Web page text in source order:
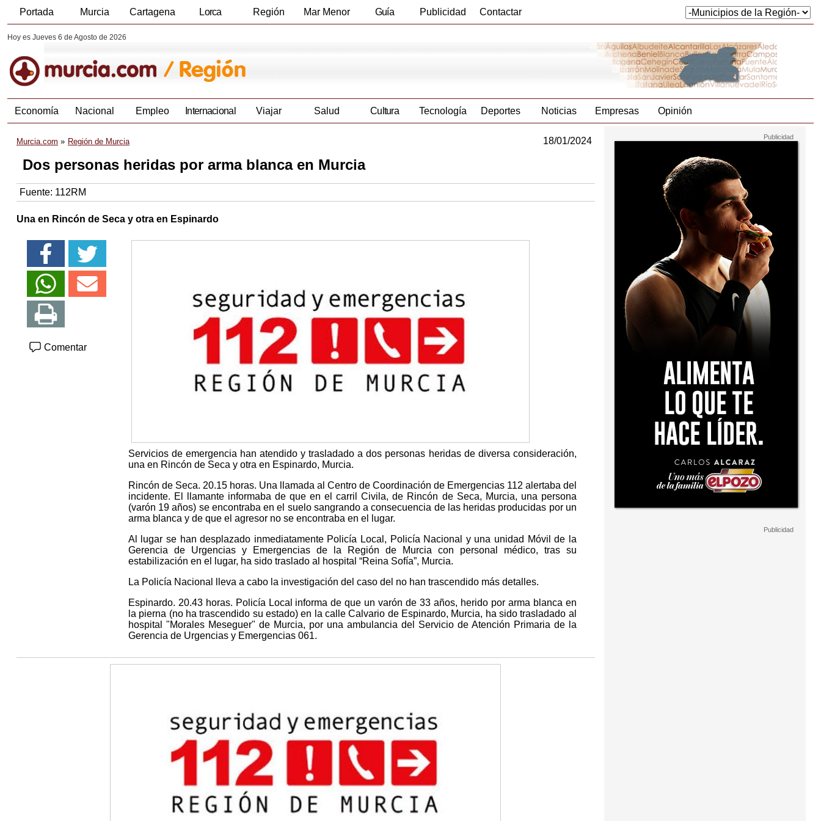
Portada Murcia Cartagena Lorca Región Mar Menor Guía Publicidad Contactar
Hoy es Jueves 6 de Agosto de 2026
Economía Nacional Empleo Internacional Viajar Salud Cultura Tecnología Deportes Noticias Empresas Opinión
Murcia.com Región de Murcia 18/01/2024
Dos personas heridas por arma blanca en Murcia
Fuente: 112RM
Una en Rincón de Seca y otra en Espinardo
Comentar
Servicios de emergencia han atendido y trasladado a dos personas heridas de diversa consideración,
una en Rincón de Seca y otra en Espinardo, Murcia.
Rincón de Seca. 20.15 horas. Una llamada al Centro de Coordinación de Emergencias 112 alertaba del
incidente. El llamante informaba de que en el carril Civila, de Rincón de Seca, Murcia, una persona
(varón 19 años) se encontraba en el suelo sangrando a consecuencia de las heridas producidas por un
arma blanca y de que el agresor no se encontraba en el lugar.
Al lugar se han desplazado inmediatamente Policía Local, Policía Nacional y una unidad Móvil de la
Gerencia de Urgencias y Emergencias de la Región de Murcia con personal médico, tras su
estabilización en el lugar, ha sido traslado al hospital “Reina Sofía”, Murcia.
La Policía Nacional lleva a cabo la investigación del caso del no han trascendido más detalles.
Espinardo. 20.43 horas. Policía Local informa de que un varón de 33 años, herido por arma blanca en
la pierna (no ha trascendido su estado) en la calle Calvario de Espinardo, Murcia, ha sido trasladado al
hospital "Morales Meseguer" de Murcia, por una ambulancia del Servicio de Atención Primaria de la
Gerencia de Urgencias y Emergencias 061.